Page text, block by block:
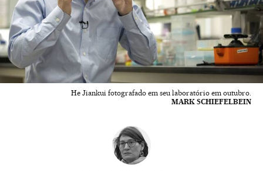
He Jiankui fotografado em seu laboratório em outubro.
MARK SCHIEFELBEIN